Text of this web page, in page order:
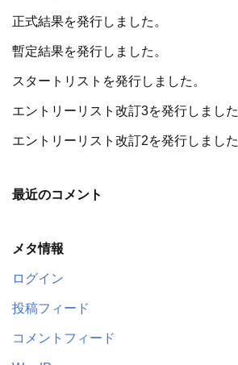
正式結果を発行しました。
暫定結果を発行しました。
スタートリストを発行しました。
エントリーリスト改訂3を発行しました
エントリーリスト改訂2を発行しました
最近のコメント
メタ情報
ログイン
投稿フィード
コメントフィード